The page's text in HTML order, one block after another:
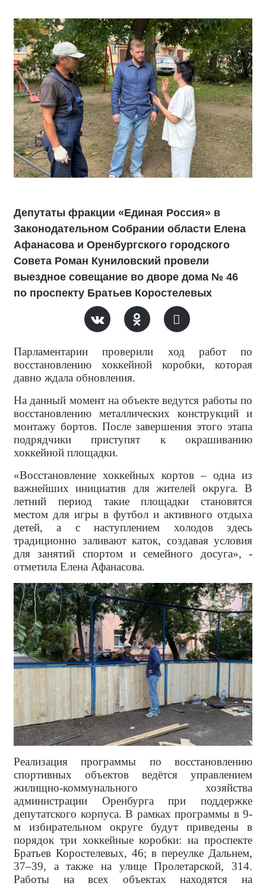
Депутаты фракции «Единая Россия» в
Законодательном Собрании области Елена
Афанасова и Оренбургского городского
Совета Роман Куниловский провели
выездное совещание во дворе дома № 46
по проспекту Братьев Коростелевых
Парламентарии проверили ход работ по
восстановлению хоккейной коробки, которая
давно ждала обновления.
На данный момент на объекте ведутся работы по
восстановлению металлических конструкций и
монтажу бортов. После завершения этого этапа
подрядчики приступят к окрашиванию
хоккейной площадки.
«Восстановление хоккейных кортов – одна из
важнейших инициатив для жителей округа. В
летний период такие площадки становятся
местом для игры в футбол и активного отдыха
детей, а с наступлением холодов здесь
традиционно заливают каток, создавая условия
для занятий спортом и семейного досуга», -
отметила Елена Афанасова.
Реализация программы по восстановлению
спортивных объектов ведётся управлением
жилищно-коммунального хозяйства
администрации Оренбурга при поддержке
депутатского корпуса. В рамках программы в 9-
м избирательном округе будут приведены в
порядок три хоккейные коробки: на проспекте
Братьев Коростелевых, 46; в переулке Дальнем,
37–39, а также на улице Пролетарской, 314.
Работы на всех объектах находятся на